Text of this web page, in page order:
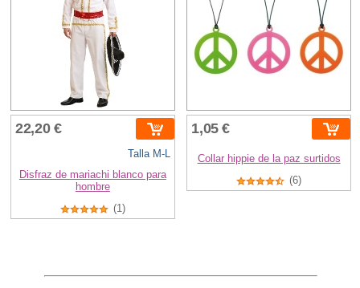
22,20 €
Talla M-L
Disfraz de mariachi blanco para
hombre
(1)
1,05 €
Collar hippie de la paz surtidos
(6)